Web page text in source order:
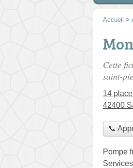
Accueil >
Cette
saint-
14
42400
📞
Pompe